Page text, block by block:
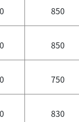
850
850
750
830